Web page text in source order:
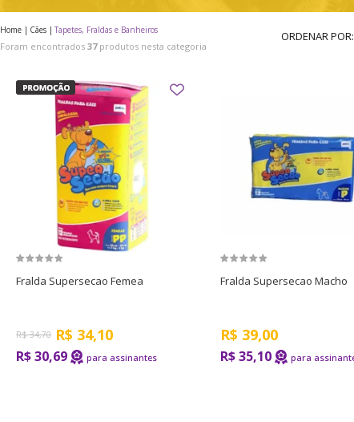
Home Cães Tapetes, Fraldas e Banheiros
Foram encontrados 37produtos nesta categoria
ORDENAR POR:
Fralda Supersecao Femea
R$ 34,70 R$ 34,10
R$ 30,69
Fralda Supersecao Macho
R$ 39,00
R$ 35,10